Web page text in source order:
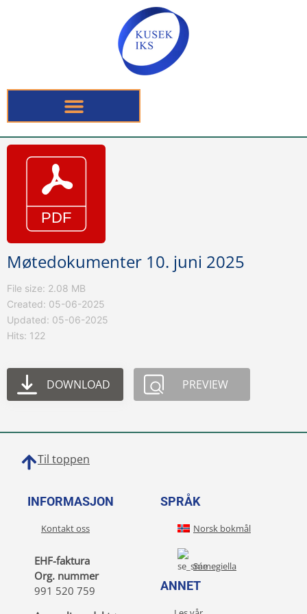
Møtedokumenter 10. juni 2025
File size: 2.08 MB
Created: 05-06-2025
Updated: 05-06-2025
Hits: 122
DOWNLOAD PREVIEW
Til toppen
INFORMASJON
Kontakt oss
EHF-faktura
Org. nummer
991 520 759
SPRÅK
Norsk bokmål
Sámegiella
ANNET